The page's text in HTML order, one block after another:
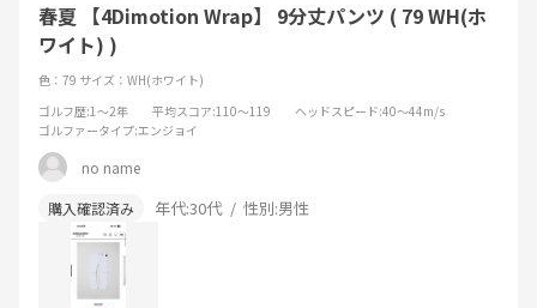
春夏 【4Dimotion Wrap】 9分丈パンツ ( 79 WH(ホ
ワイト) )
色：79 サイズ：WH(ホワイト)
ゴルフ歴:1～2年 平均スコア:110～119 ヘッドスピード:40～44m/s
ゴルファータイプ:エンジョイ
no name
年代:30代 性別:男性